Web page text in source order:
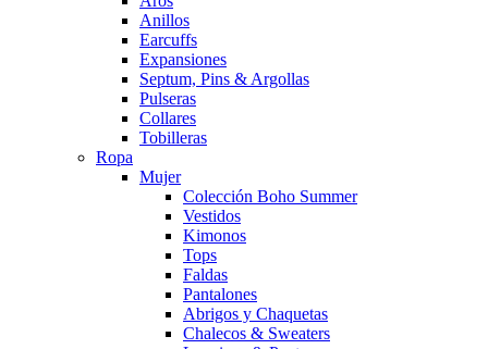
Anillos
Earcuffs
Expansiones
Septum, Pins & Argollas
Pulseras
Collares
Tobilleras
Ropa
Mujer
Colección Boho Summer
Vestidos
Kimonos
Tops
Faldas
Pantalones
Abrigos y Chaquetas
Chalecos & Sweaters